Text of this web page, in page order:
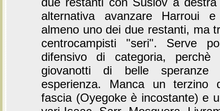
alternativa avanzare Harroui
almeno uno dei due restanti, ma
centrocampisti "seri". Serve
difensivo di categoria, perchè
giovanotti di belle
esperienza. Manca un terzino
fascia (Oyegoke è incostante) e